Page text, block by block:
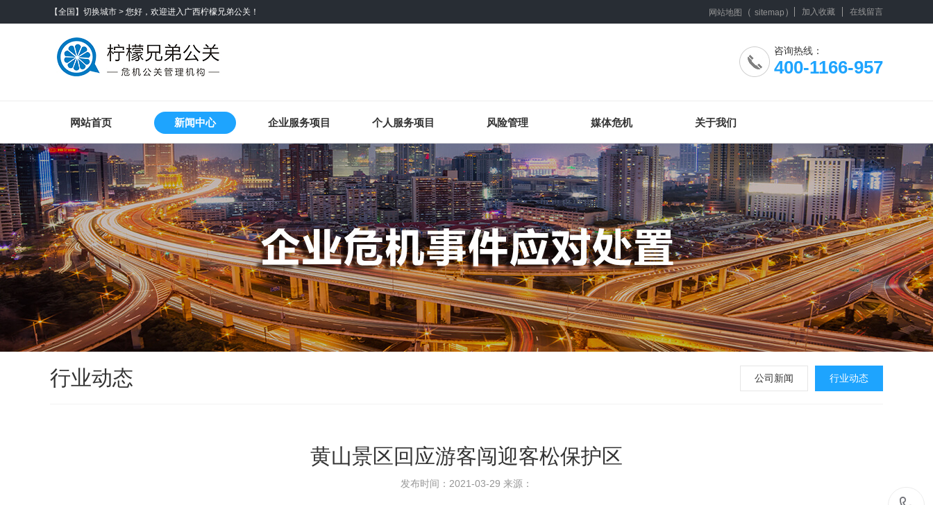
【全国】切换城市 > 您好，欢迎进入广西柠檬兄弟公关！ 网站地图 （ sitemap ） 加入收藏 在线留言
咨询热线：
400-1166-957
网站首页 新闻中心 企业服务项目 个人服务项目 风险管理 媒体危机 关于我们
行业动态 公司新闻 行业动态
黄山景区回应游客闯迎客松保护区
发布时间：2021-03-29 来源：